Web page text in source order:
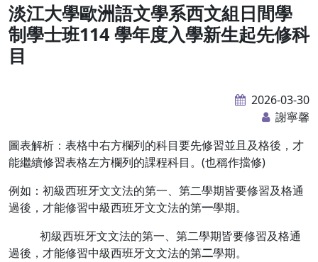
淡江大學歐洲語文學系西文組日間學
制學士班114 學年度入學新生起先修科
目
2026-03-30
謝寧馨
圖表解析：表格中右方欄列的科目要先修習並且及格後，才
能繼續修習表格左方欄列的課程科目。(也稱作擋修)
例如：初級西班牙文文法的第一、第二學期皆要修習及格通
過後，才能修習中級西班牙文文法的第一學期。
初級西班牙文文法的第一、第二學期皆要修習及格通
過後，才能修習中級西班牙文文法的第二學期。